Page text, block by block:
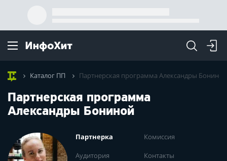
Каталог ПП Партнерская программа Александры Бониной
Партнерская программа
Александры Бониной
Партнерка Комиссия
Аудитория Контакты